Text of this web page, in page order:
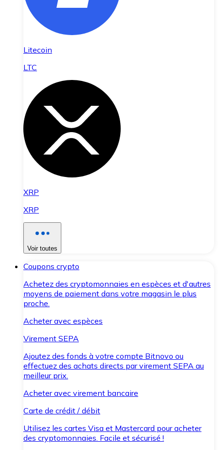
Litecoin
LTC
XRP
XRP
Voir toutes
Coupons crypto
Achetez des cryptomonnaies en espèces et d'autres
moyens de paiement dans votre magasin le plus
proche.
Acheter avec espèces
Virement SEPA
Ajoutez des fonds à votre compte Bitnovo ou
effectuez des achats directs par virement SEPA au
meilleur prix.
Acheter avec virement bancaire
Carte de crédit / débit
Utilisez les cartes Visa et Mastercard pour acheter
des cryptomonnaies. Facile et sécurisé !